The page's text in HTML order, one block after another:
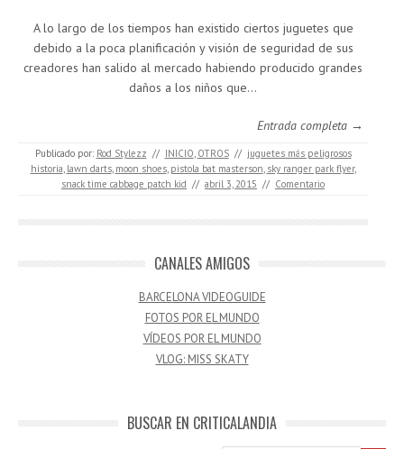
A lo largo de los tiempos han existido ciertos juguetes que
debido a la poca planificación y visión de seguridad de sus
creadores han salido al mercado habiendo producido grandes
daños a los niños que…
Entrada completa →
Publicado por: Rod Stylezz // INICIO, OTROS // juguetes más peligrosos
historia, lawn darts, moon shoes, pistola bat masterson, sky ranger park flyer,
snack time cabbage patch kid // abril 3, 2015 // Comentario
CANALES AMIGOS
BARCELONA VIDEOGUIDE
FOTOS POR EL MUNDO
VÍDEOS POR EL MUNDO
VLOG: MISS SKATY
BUSCAR EN CRITICALANDIA